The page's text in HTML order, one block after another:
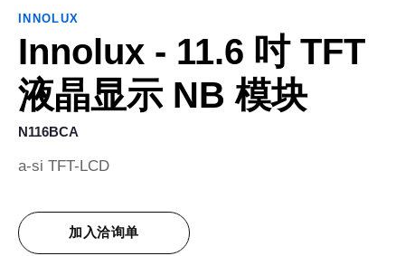
INNOLUX
Innolux - 11.6 吋 TFT
液晶显示 NB 模块
N116BCA
a-si TFT-LCD
加入洽询单